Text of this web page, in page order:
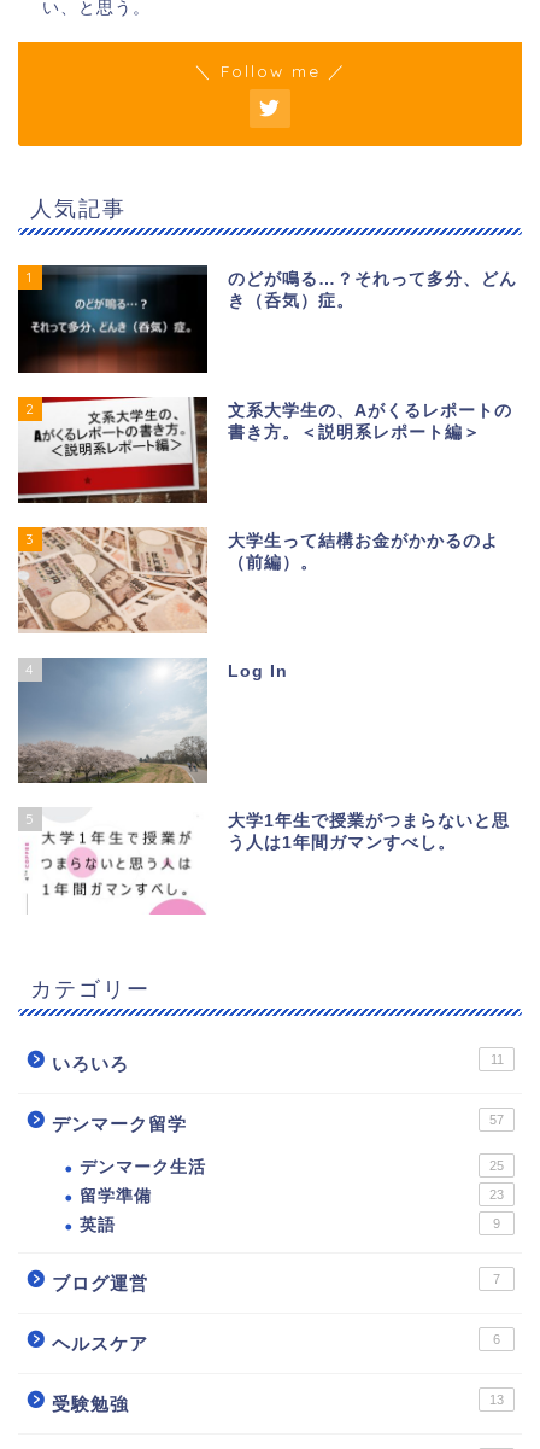
い、と思う。
＼ Follow me ／
人気記事
1
のどが鳴る…？それって多分、どん
き（呑気）症。
2
文系大学生の、Aがくるレポートの
書き方。＜説明系レポート編＞
3
大学生って結構お金がかかるのよ
（前編）。
4 Log In
5
大学1年生で授業がつまらないと思
う人は1年間ガマンすべし。
カテゴリー
いろいろ 11
デンマーク留学 57
デンマーク生活 25
留学準備 23
英語 9
ブログ運営 7
ヘルスケア 6
受験勉強 13